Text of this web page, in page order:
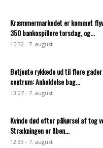
Kræmmermarkedet er kommet
350 bankospillere torsdag, og...
15:32 - 7. august
Betjente rykkede ud til flere
centrum: Anholdelse bag...
13:27 - 7. august
Kvinde død efter påkørsel af tog
Strækningen er åben...
12:33 - 7. august